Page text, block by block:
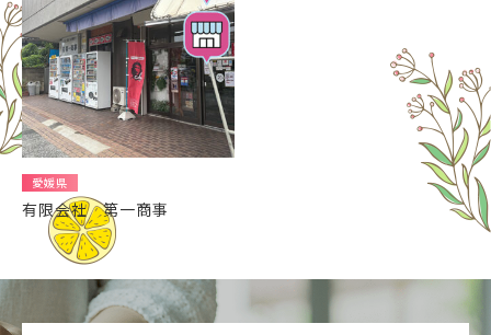
愛媛県
有限会社 第一商事